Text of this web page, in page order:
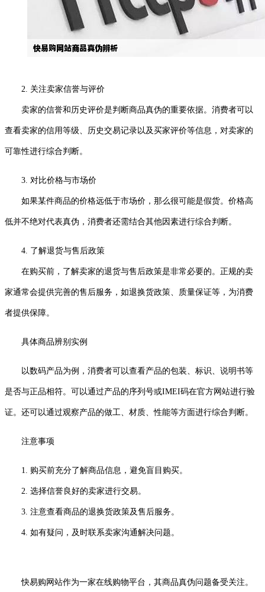
2. 关注卖家信誉与评价
卖家的信誉和历史评价是判断商品真伪的重要依据。消费者可以
查看卖家的信用等级、历史交易记录以及买家评价等信息，对卖家的
可靠性进行综合判断。
3. 对比价格与市场价
如果某件商品的价格远低于市场价，那么很可能是假货。价格高
低并不绝对代表真伪，消费者还需结合其他因素进行综合判断。
4. 了解退货与售后政策
在购买前，了解卖家的退货与售后政策是非常必要的。正规的卖
家通常会提供完善的售后服务，如退换货政策、质量保证等，为消费
者提供保障。
具体商品辨别实例
以数码产品为例，消费者可以查看产品的包装、标识、说明书等
是否与正品相符。可以通过产品的序列号或IMEI码在官方网站进行验
证。还可以通过观察产品的做工、材质、性能等方面进行综合判断。
注意事项
1. 购买前充分了解商品信息，避免盲目购买。
2. 选择信誉良好的卖家进行交易。
3. 注意查看商品的退换货政策及售后服务。
4. 如有疑问，及时联系卖家沟通解决问题。
快易购网站作为一家在线购物平台，其商品真伪问题备受关注。